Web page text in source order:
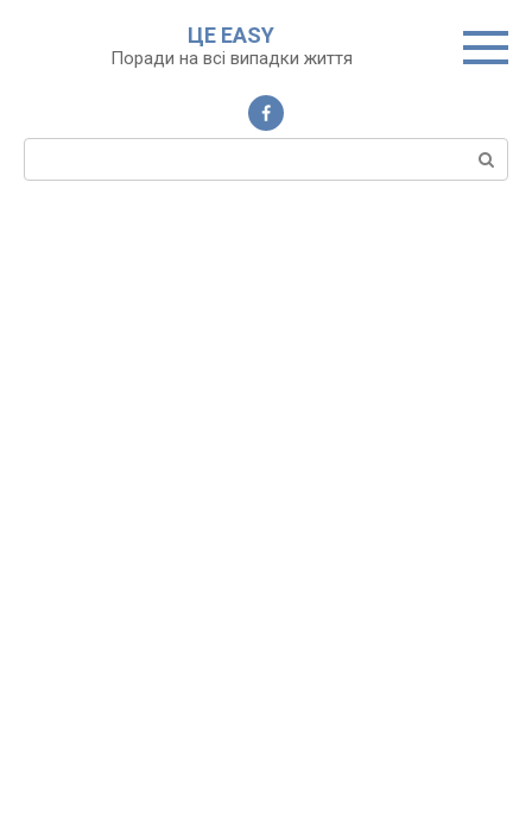
ЦЕ EASY
Поради на всі випадки життя
Пошук: